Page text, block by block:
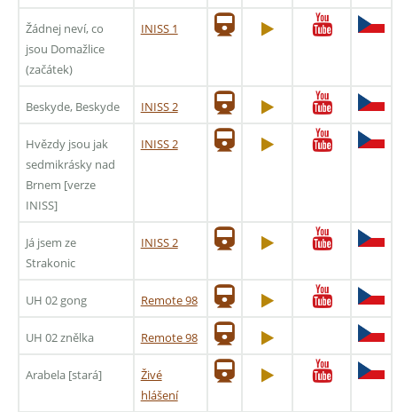
Žádnej neví, co
jsou Domažlice
(začátek)
INISS 1
Beskyde, Beskyde INISS 2
Hvězdy jsou jak
sedmikrásky nad
Brnem [verze
INISS]
INISS 2
Já jsem ze
Strakonic
INISS 2
UH 02 gong Remote 98
UH 02 znělka Remote 98
Arabela [stará]
Živé
hlášení